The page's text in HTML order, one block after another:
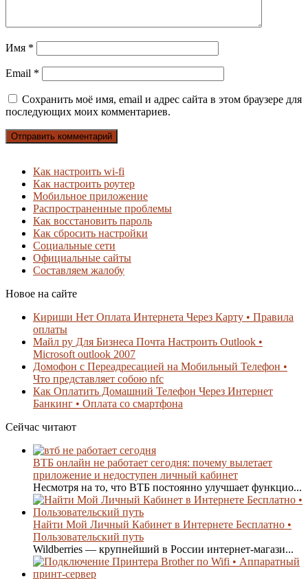
Имя *
Email *
Сохранить моё имя, email и адрес сайта в этом браузере для
последующих моих комментариев.
Как настроить wi-fi
Как настроить роутер
Мобильное приложение
Распространенные проблемы
Как восстановить пароль
Как сбросить настройки
Социальные сети
Официальные сайты
Составляем жалобу
Новое на сайте
Кириши Нет Оплата Интернета Через Карту • Правила
оплаты
Майл ру Для Бизнеса Почта Настроить Outlook •
Microsoft outlook 2007
Домофон с Переадресацией на Мобильный Телефон •
Что представляет собою nfc
Как Оплатить Домашний Телефон Через Интернет
Банкинг • Оплата со смартфона
Сейчас читают
ВТБ онлайн не работает сегодня: почему вылетает
приложение и недоступен личный кабинет
Несмотря на то, что ВТБ постоянно улучшает функцио...
Найти Мой Личный Кабинет в Интернете Бесплатно •
Пользовательский путь
Wildberries — крупнейший в России интернет-магази...